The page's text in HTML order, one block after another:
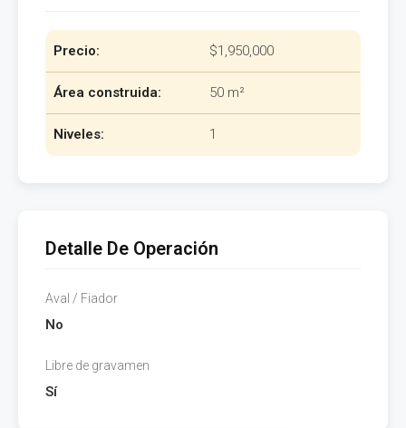
Precio: $1,950,000
Área construida: 50 m²
Niveles: 1
Detalle De Operación
Aval / Fiador
No
Libre de gravamen
Sí